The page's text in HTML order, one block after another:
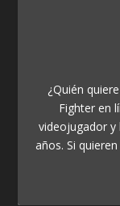
¿Quién
Fighter en
videojugador
años. Si